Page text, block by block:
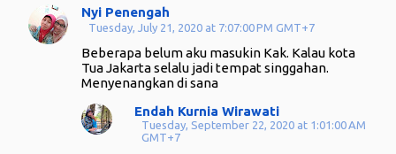
Nyi Penengah
Tuesday, July 21, 2020 at 7:07:00 PM GMT+7
Beberapa belum aku masukin Kak. Kalau kota
Tua Jakarta selalu jadi tempat singgahan.
Menyenangkan di sana
Endah Kurnia Wirawati
Tuesday, September 22, 2020 at 1:01:00 AM
GMT+7